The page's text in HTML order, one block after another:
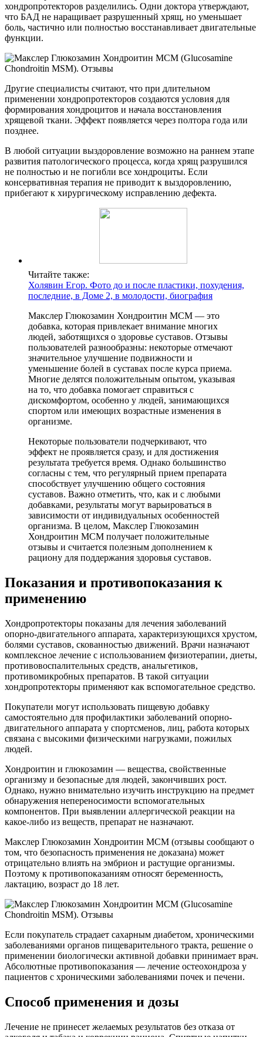
хондропротекторов разделились. Одни доктора утверждают,
что БАД не наращивает разрушенный хрящ, но уменьшает
боль, частично или полностью восстанавливает двигательные
функции.
Другие специалисты считают, что при длительном
применении хондропротекторов создаются условия для
формирования хондроцитов и начала восстановления
хрящевой ткани. Эффект появляется через полтора года или
позднее.
В любой ситуации выздоровление возможно на раннем этапе
развития патологического процесса, когда хрящ разрушился
не полностью и не погибли все хондроциты. Если
консервативная терапия не приводит к выздоровлению,
прибегают к хирургическому исправлению дефекта.
Читайте также:
Холявин Егор. Фото до и после пластики, похудения,
последние, в Доме 2, в молодости, биография
Макслер Глюкозамин Хондроитин МСМ — это
добавка, которая привлекает внимание многих
людей, заботящихся о здоровье суставов. Отзывы
пользователей разнообразны: некоторые отмечают
значительное улучшение подвижности и
уменьшение болей в суставах после курса приема.
Многие делятся положительным опытом, указывая
на то, что добавка помогает справиться с
дискомфортом, особенно у людей, занимающихся
спортом или имеющих возрастные изменения в
организме.
Некоторые пользователи подчеркивают, что
эффект не проявляется сразу, и для достижения
результата требуется время. Однако большинство
согласны с тем, что регулярный прием препарата
способствует улучшению общего состояния
суставов. Важно отметить, что, как и с любыми
добавками, результаты могут варьироваться в
зависимости от индивидуальных особенностей
организма. В целом, Макслер Глюкозамин
Хондроитин МСМ получает положительные
отзывы и считается полезным дополнением к
рациону для поддержания здоровья суставов.
Показания и противопоказания к
применению
Хондропротекторы показаны для лечения заболеваний
опорно-двигательного аппарата, характеризующихся хрустом,
болями суставов, скованностью движений. Врачи назначают
комплексное лечение с использованием физиотерапии, диеты,
противовоспалительных средств, анальгетиков,
противомикробных препаратов. В такой ситуации
хондропротекторы применяют как вспомогательное средство.
Покупатели могут использовать пищевую добавку
самостоятельно для профилактики заболеваний опорно-
двигательного аппарата у спортсменов, лиц, работа которых
связана с высокими физическими нагрузками, пожилых
людей.
Хондроитин и глюкозамин — вещества, свойственные
организму и безопасные для людей, закончивших рост.
Однако, нужно внимательно изучить инструкцию на предмет
обнаружения непереносимости вспомогательных
компонентов. При выявлении аллергической реакции на
какое-либо из веществ, препарат не назначают.
Макслер Глюкозамин Хондроитин МСМ (отзывы сообщают о
том, что безопасность применения не доказана) может
отрицательно влиять на эмбрион и растущие организмы.
Поэтому к противопоказаниям относят беременность,
лактацию, возраст до 18 лет.
Если покупатель страдает сахарным диабетом, хроническими
заболеваниями органов пищеварительного тракта, решение о
применении биологически активной добавки принимает врач.
Абсолютные противопоказания — лечение остеохондроза у
пациентов с хроническими заболеваниями почек и печени.
Способ применения и дозы
Лечение не принесет желаемых результатов без отказа от